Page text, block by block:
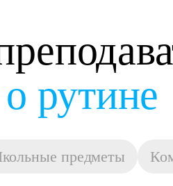
предметы